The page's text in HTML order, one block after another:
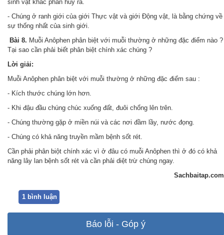
sinh vật khác phân huỷ ra.
- Chúng ở ranh giới của giới Thực vật và giới Động vật, là bằng chứng về
sự thống nhất của sinh giới.
Bài 8. Muỗi Anôphen phân biệt với muỗi thường ở những đặc điểm nào ?
Tại sao cần phải biết phân biệt chính xác chúng ?
Lời giải:
Muỗi Anôphen phân biệt với muỗi thường ở những đặc điểm sau :
- Kích thước chúng lớn hơn.
- Khi đậu đầu chúng chúc xuống đất, đuôi chổng lên trên.
- Chúng thường gặp ở miền núi và các nơi đầm lầy, nước đọng.
- Chúng có khả năng truyền mầm bệnh sốt rét.
Cần phải phân biột chính xác vì ở đâu có muỗi Anôphen thì ở đó có khả
năng lây lan bệnh sốt rét và cần phải diệt trừ chúng ngay.
Sachbaitap.com
1 bình luận
Báo lỗi - Góp ý